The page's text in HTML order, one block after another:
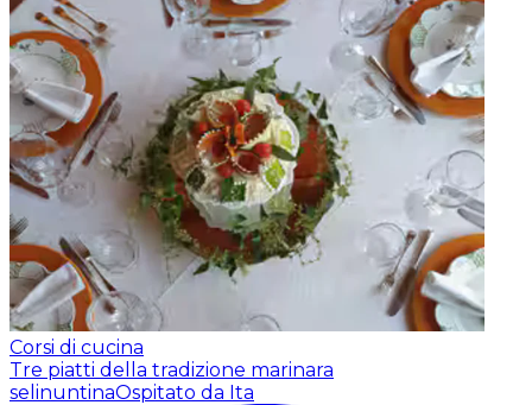
Corsi di cucina
Tre piatti della tradizione marinara
selinuntinaOspitato da Ita